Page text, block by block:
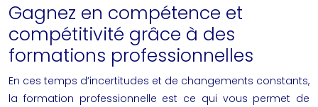
Gagnez en compétence et
compétitivité grâce à des
formations professionnelles
En ces temps d’incertitudes et de changements constants,
la formation professionnelle est ce qui vous permet de